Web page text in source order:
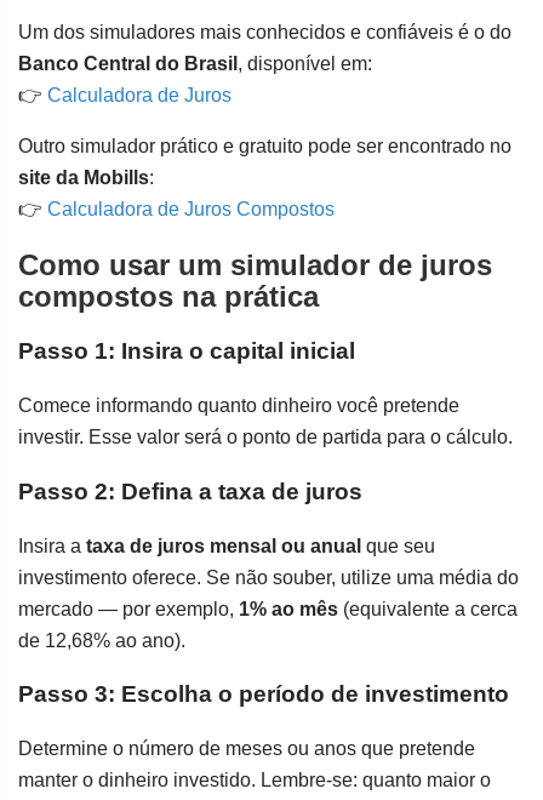
Um dos simuladores mais conhecidos e confiáveis é o do
Banco Central do Brasil , disponível em:
👉 Calculadora de Juros
Outro simulador prático e gratuito pode ser encontrado no
site da Mobills:
👉 Calculadora de Juros Compostos
Como usar um simulador de juros
compostos na prática
Passo 1: Insira o capital inicial
Comece informando quanto dinheiro você pretende
investir. Esse valor será o ponto de partida para o cálculo.
Passo 2: Defina a taxa de juros
Insira a taxa de juros mensal ou anual que seu
investimento oferece. Se não souber, utilize uma média do
mercado — por exemplo, 1% ao mês (equivalente a cerca
de 12,68% ao ano).
Passo 3: Escolha o período de investimento
Determine o número de meses ou anos que pretende
manter o dinheiro investido. Lembre-se: quanto maior o